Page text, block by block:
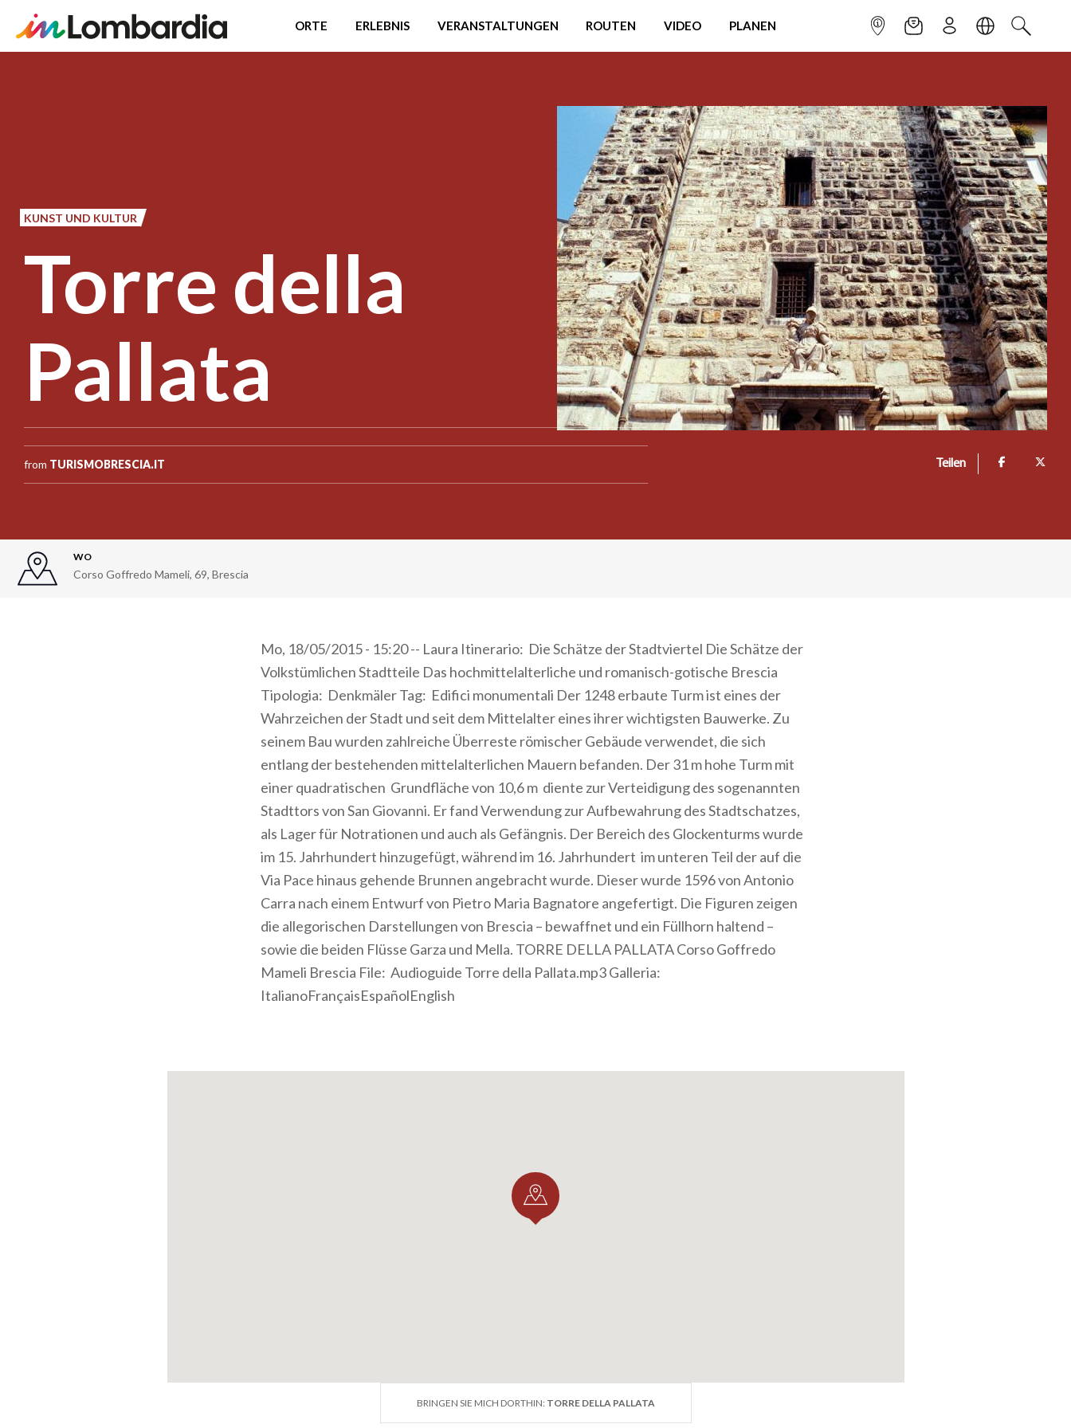
ORTE ERLEBNIS VERANSTALTUNGEN ROUTEN VIDEO PLANEN INFOPUNKTNEWSLETTER
ANMELDENSPRACHESUCHEN
KUNST UND KULTUR
Torre della
Pallata
from TURISMOBRESCIA.IT Teilen
WO
Corso Goffredo Mameli, 69, Brescia
Mo, 18/05/2015 - 15:20 -- Laura Itinerario: Die Schätze der Stadtviertel Die Schätze der
Volkstümlichen Stadtteile Das hochmittelalterliche und romanisch-gotische Brescia
Tipologia: Denkmäler Tag: Edifici monumentali Der 1248 erbaute Turm ist eines der
Wahrzeichen der Stadt und seit dem Mittelalter eines ihrer wichtigsten Bauwerke. Zu
seinem Bau wurden zahlreiche Überreste römischer Gebäude verwendet, die sich
entlang der bestehenden mittelalterlichen Mauern befanden. Der 31 m hohe Turm mit
einer quadratischen Grundfläche von 10,6 m diente zur Verteidigung des sogenannten
Stadttors von San Giovanni. Er fand Verwendung zur Aufbewahrung des Stadtschatzes,
als Lager für Notrationen und auch als Gefängnis. Der Bereich des Glockenturms wurde
im 15. Jahrhundert hinzugefügt, während im 16. Jahrhundert im unteren Teil der auf die
Via Pace hinaus gehende Brunnen angebracht wurde. Dieser wurde 1596 von Antonio
Carra nach einem Entwurf von Pietro Maria Bagnatore angefertigt. Die Figuren zeigen
die allegorischen Darstellungen von Brescia – bewaffnet und ein Füllhorn haltend –
sowie die beiden Flüsse Garza und Mella. TORRE DELLA PALLATA Corso Goffredo
Mameli Brescia File: Audioguide Torre della Pallata.mp3 Galleria:
ItalianoFrançaisEspañolEnglish
BRINGEN SIE MICH DORTHIN: TORRE DELLA PALLATA